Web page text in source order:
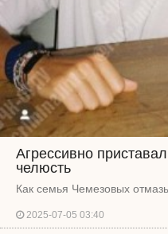
Агрессивно
челюсть
Как семья Чемезовых
2025-07-05 03:40